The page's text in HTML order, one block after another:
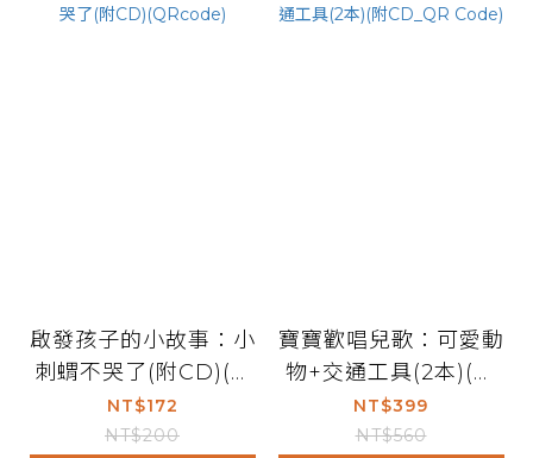
啟發孩子的小故事：小
刺蝟不哭了(附CD)(Q
Rcode)
NT$172
NT$200
寶寶歡唱兒歌：可愛動
物+交通工具(2本)(附
CD_QR Code)
NT$399
NT$560